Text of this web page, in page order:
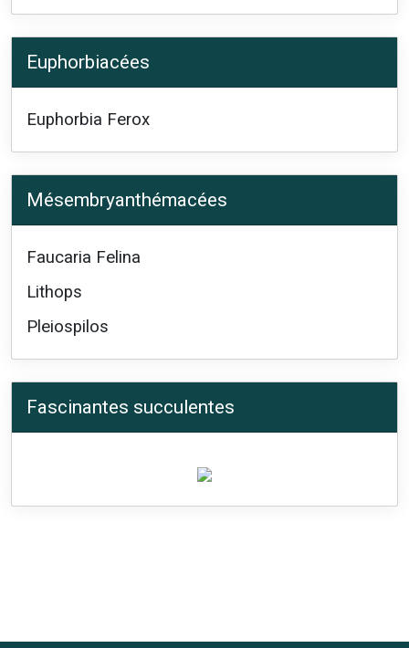
Euphorbiacées
Euphorbia Ferox
Mésembryanthémacées
Faucaria Felina
Lithops
Pleiospilos
Fascinantes succulentes